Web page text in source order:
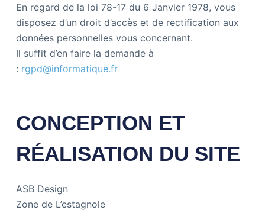
En regard de la loi 78-17 du 6 Janvier 1978, vous
disposez d’un droit d’accès et de rectification aux
données personnelles vous concernant.
Il suffit d’en faire la demande à
: rgpd@informatique.fr
CONCEPTION ET
RÉALISATION DU SITE
ASB Design
Zone de L’estagnole